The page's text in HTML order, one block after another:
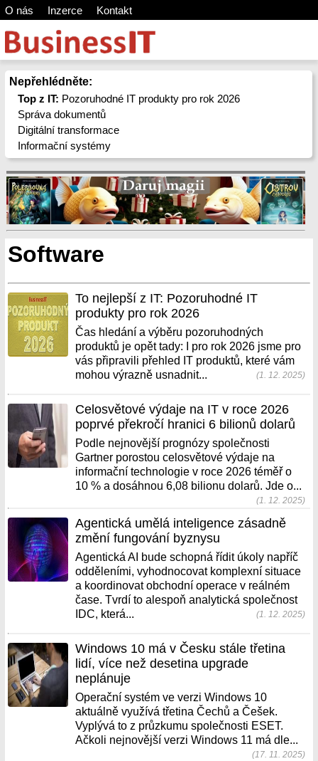
O nás Inzerce Kontakt
Nepřehlédněte:
Top z IT: Pozoruhodné IT produkty pro rok 2026
Správa dokumentů
Digitální transformace
Informační systémy
Software
To nejlepší z IT: Pozoruhodné IT
produkty pro rok 2026
Čas hledání a výběru pozoruhodných
produktů je opět tady: I pro rok 2026 jsme pro
vás připravili přehled IT produktů, které vám
mohou výrazně usnadnit...
(1. 12. 2025)
Celosvětové výdaje na IT v roce 2026
poprvé překročí hranici 6 bilionů dolarů
Podle nejnovější prognózy společnosti
Gartner porostou celosvětové výdaje na
informační technologie v roce 2026 téměř o
10 % a dosáhnou 6,08 bilionu dolarů. Jde o...
(1. 12. 2025)
Agentická umělá inteligence zásadně
změní fungování byznysu
Agentická AI bude schopná řídit úkoly napříč
odděleními, vyhodnocovat komplexní situace
a koordinovat obchodní operace v reálném
čase. Tvrdí to alespoň analytická společnost
IDC, která...
(1. 12. 2025)
Windows 10 má v Česku stále třetina
lidí, více než desetina upgrade
neplánuje
Operační systém ve verzi Windows 10
aktuálně využívá třetina Čechů a Češek.
Vyplývá to z průzkumu společnosti ESET.
Ačkoli nejnovější verzi Windows 11 má dle...
(17. 11. 2025)